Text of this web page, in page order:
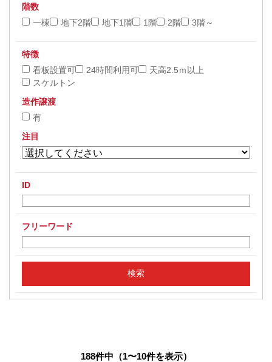
階数
一棟
地下2階 地下1階 1階 2階 3階～
特徴
看板設置可
24時間利用可
天高2.5ｍ以上
スケルトン
造作譲渡
有
注目
ID
フリーワード
188件中（1〜10件を表示）